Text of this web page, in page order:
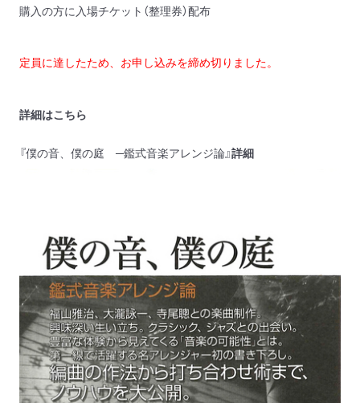
購入の方に入場チケット（整理券）配布
定員に達したため、お申し込みを締め切りました。
詳細はこちら
『僕の音、僕の庭 ─鑑式音楽アレンジ論』詳細